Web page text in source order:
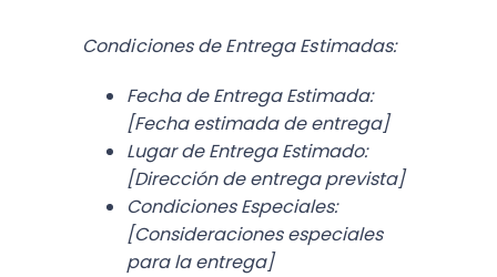
Condiciones de Entrega Estimadas:
Fecha de Entrega Estimada:
[Fecha estimada de entrega]
Lugar de Entrega Estimado:
[Dirección de entrega prevista]
Condiciones Especiales:
[Consideraciones especiales
para la entrega]